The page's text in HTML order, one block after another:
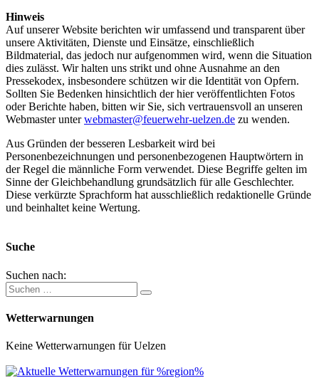
Hinweis
Auf unserer Website berichten wir umfassend und transparent über
unsere Aktivitäten, Dienste und Einsätze, einschließlich
Bildmaterial, das jedoch nur aufgenommen wird, wenn die Situation
dies zulässt. Wir halten uns strikt und ohne Ausnahme an den
Pressekodex, insbesondere schützen wir die Identität von Opfern.
Sollten Sie Bedenken hinsichtlich der hier veröffentlichten Fotos
oder Berichte haben, bitten wir Sie, sich vertrauensvoll an unseren
Webmaster unterwebmaster@feuerwehr-uelzen.de zu wenden.
Aus Gründen der besseren Lesbarkeit wird bei
Personenbezeichnungen und personenbezogenen Hauptwörtern in
der Regel die männliche Form verwendet. Diese Begriffe gelten im
Sinne der Gleichbehandlung grundsätzlich für alle Geschlechter.
Diese verkürzte Sprachform hat ausschließlich redaktionelle Gründe
und beinhaltet keine Wertung.
Suche
Suchen nach:
Wetterwarnungen
Keine Wetterwarnungen für Uelzen